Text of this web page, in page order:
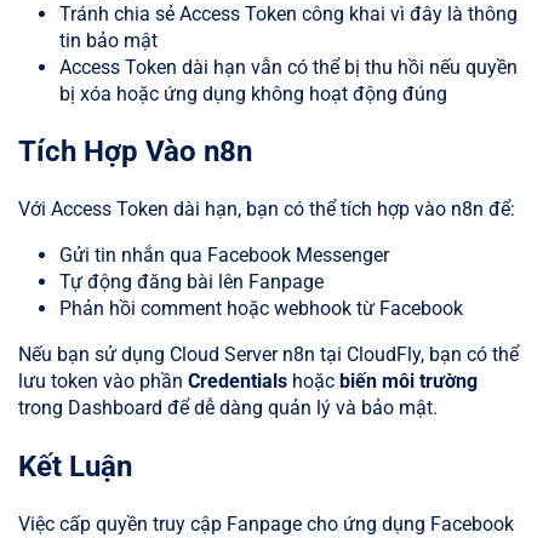
Tránh chia sẻ Access Token công khai vì đây là thông
tin bảo mật
Access Token dài hạn vẫn có thể bị thu hồi nếu quyền
bị xóa hoặc ứng dụng không hoạt động đúng
Tích Hợp Vào n8n
Với Access Token dài hạn, bạn có thể tích hợp vào n8n để:
Gửi tin nhắn qua Facebook Messenger
Tự động đăng bài lên Fanpage
Phản hồi comment hoặc webhook từ Facebook
Nếu bạn sử dụng Cloud Server n8n tại CloudFly, bạn có thể
lưu token vào phần Credentials hoặc biến môi trường
trong Dashboard để dễ dàng quản lý và bảo mật.
Kết Luận
Việc cấp quyền truy cập Fanpage cho ứng dụng Facebook